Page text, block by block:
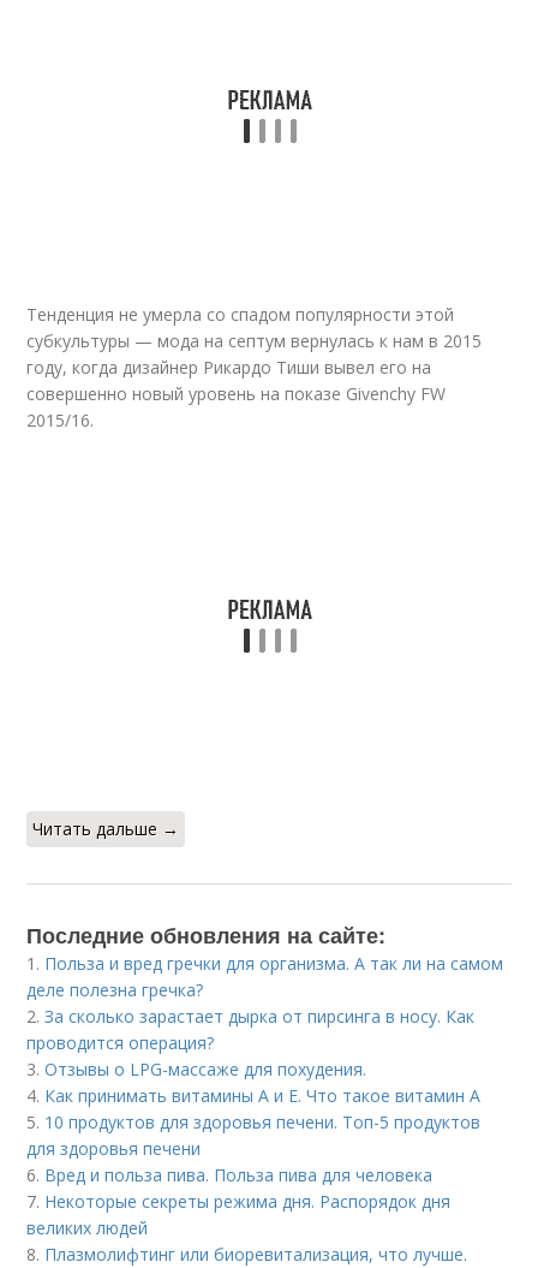
Тенденция не умерла со спадом популярности этой
субкультуры — мода на септум вернулась к нам в 2015
году, когда дизайнер Рикардо Тиши вывел его на
совершенно новый уровень на показе Givenchy FW
2015/16.
Читать дальше →
Последние обновления на сайте:
1. Польза и вред гречки для организма. А так ли на самом
деле полезна гречка?
2.За сколько зарастает дырка от пирсинга в носу. Как
проводится операция?
3.Отзывы о LPG-массаже для похудения.
4. Как принимать витамины А и Е. Что такое витамин А
5. 10 продуктов для здоровья печени. Топ-5 продуктов
для здоровья печени
6. Вред и польза пива. Польза пива для человека
7. Некоторые секреты режима дня. Распорядок дня
великих людей
8. Плазмолифтинг или биоревитализация, что лучше.